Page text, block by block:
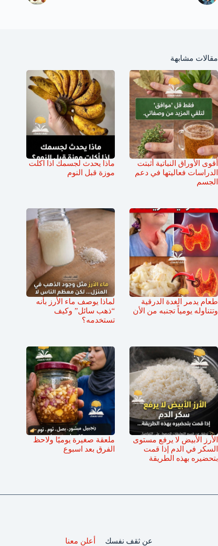
مقالات مشابهة
أقوى الأوراق النباتية أثبتت
الدراسات فعاليتها في دعم
الجسم
ماذا يحدث لجسمك اذا اكلت
موزة قبل النوم
طعام يدمر الغدة الدرقية
وتتناوله يومياً تجنبه من الأن
لماذا يوصف ماء الأرز بأنه
“ذهب سائل” وكيف
تستخدمه؟
الأرز الأبيض لا يرفع مستوى
السكر في الدم إذا قمت
بتحضيره بهذه الطريقة
ملعقة صغيرة يوميًا ولاحظ
الفرق بعد اسبوع
عن ثقف نفسك
أعلن معنا